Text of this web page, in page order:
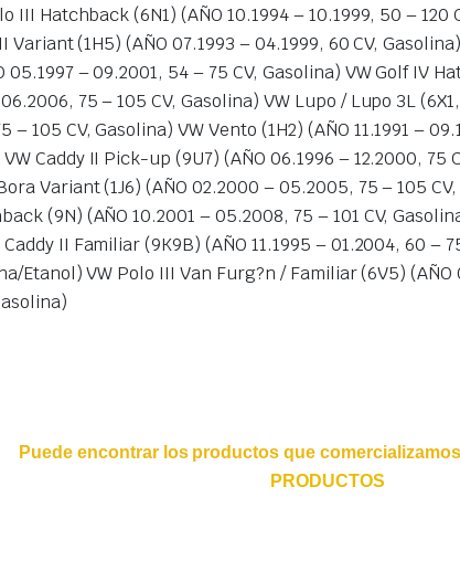
III Hatchback (6N1) (AÑO 10.1994 – 10.1999, 50 –
(1H5) (AÑO 07.1993 – 04.1999, 60 CV,
– 09.2001, 54 – 75 CV, Gasolina) VW Golf IV
75 – 105 CV, Gasolina) VW Lupo / Lupo 3L
105 CV, Gasolina) VW Vento (1H2) (AÑO 11.1991 –
Caddy II Pick-up (9U7) (AÑO 06.1996 – 12.2000,
Variant (1J6) (AÑO 02.2000 – 05.2005, 75 – 105
(9N) (AÑO 10.2001 – 05.2008, 75 – 101 CV,
II Familiar (9K9B) (AÑO 11.1995 – 01.2004, 60 –
Etanol) VW Polo III Van Furg?n / Familiar (6V5) (AÑO
Puede encontrar los productos que
PRODUCTOS